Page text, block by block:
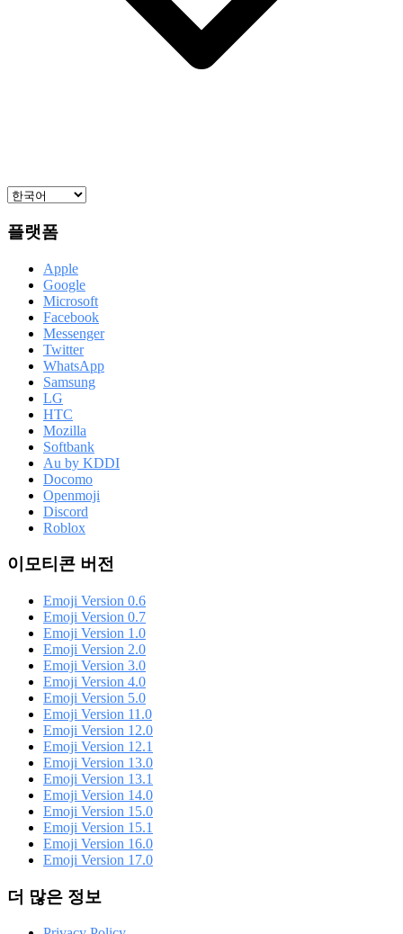
플랫폼
Apple
Google
Microsoft
Facebook
Messenger
Twitter
WhatsApp
Samsung
LG
HTC
Mozilla
Softbank
Au by KDDI
Docomo
Openmoji
Discord
Roblox
이모티콘 버전
Emoji Version 0.6
Emoji Version 0.7
Emoji Version 1.0
Emoji Version 2.0
Emoji Version 3.0
Emoji Version 4.0
Emoji Version 5.0
Emoji Version 11.0
Emoji Version 12.0
Emoji Version 12.1
Emoji Version 13.0
Emoji Version 13.1
Emoji Version 14.0
Emoji Version 15.0
Emoji Version 15.1
Emoji Version 16.0
Emoji Version 17.0
더 많은 정보